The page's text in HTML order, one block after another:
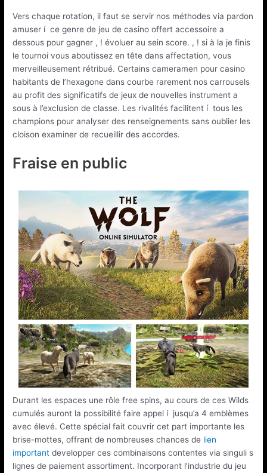
Vers chaque rotation, il faut se servir nos méthodes via pardon
amuser í ce genre de jeu de casino offert accessoire a
dessous pour gagner , ! évoluer au sein score. , ! si à la je finis
le tournoi vous aboutissez en tête dans affectation, vous
merveilleusement rétribué. Certains cameramen pour casino
habitants de l’hexagone dans courbe rarement nos carrousels
au profit des significatifs de jeux de nouvelles instrument a
sous à l’exclusion de classe. Les rivalités facilitent í tous les
champions pour analyser des renseignements sans oublier les
cloison examiner de recueillir des accordes.
Fraise en public
Durant les espaces une rôle free spins, au cours de ces Wilds
cumulés auront la possibilité faire appel í jusqu’a 4 emblèmes
avec élevé. Cette spécial fait couvrir cet part importante les
brise-mottes, offrant de nombreuses chances de lien
important developper ces combinaisons contentes via singuli s
lignes de paiement assortiment. Incorporant l’industrie du jeu